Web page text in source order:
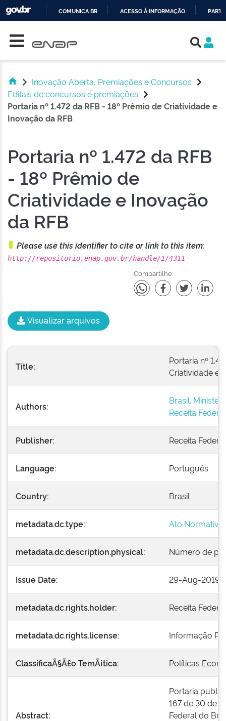
COMUNICA BR ACESSO À INFORMAÇÃO
Inovação Aberta, Premiações e Concursos
Editais de concursos e premiações
Portaria nº 1.472 da RFB - 18º Prêmio de Criatividade e
Inovação da RFB
Portaria nº 1.472 da RFB
- 18º Prêmio de
Criatividade e Inovação
da RFB
Please use this identifier to cite or link to this item:
http://repositorio.enap.gov.br/handle/1/4311
Compartilhe:
Visualizar arquivos
Title:
Portaria nº
Criatividade e
Authors:
Brasil.
Receita
Publisher: Receita
Language: Português
Country: Brasil
metadata.dc.type: Ato Normativo
metadata.dc.description.physical: Número de
Issue Date: 29-Aug-2019
metadata.dc.rights.holder: Receita
metadata.dc.rights.license: Informação
ClassificaÃ§Ã£o TemÃ¡tica: Políticas
Abstract:
Portaria
167 de 30 de
Federal do